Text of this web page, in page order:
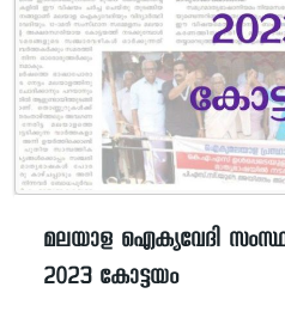
മലയാള ഐക്യവേദി
2023 കോട്ടയം